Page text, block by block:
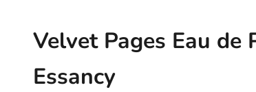
Velvet Pages Eau de
Essancy